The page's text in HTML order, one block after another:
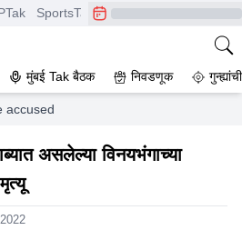
SportsTak CrimeTak
मुंबई Tak बैठक निवडणूक
accused of molestation in police
असलेल्या विनयभंगाच्या